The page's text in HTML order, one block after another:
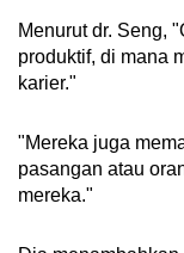
Menurut dr. Seng,
produktif, di mana
karier."
"Mereka juga
pasangan atau
mereka."